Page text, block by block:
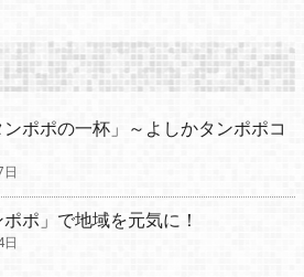
ポポの一杯」～よしかタンポポコ
ポポ」で地域を元気に！